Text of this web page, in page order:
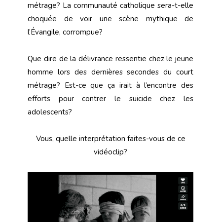
métrage? La communauté catholique sera-t-elle
choquée de voir une scène mythique de
l’Évangile, corrompue?
Que dire de la délivrance ressentie chez le jeune
homme lors des dernières secondes du court
métrage? Est-ce que ça irait à l’encontre des
efforts pour contrer le suicide chez les
adolescents?
Vous, quelle interprétation faites-vous de ce
vidéoclip?